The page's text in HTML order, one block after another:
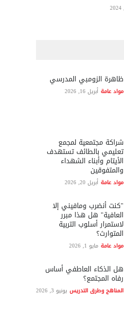
ظاهرة الزومبي المدرسي
مواد عامة أبريل 16, 2026
شراكة مجتمعية لمجمع
تعليمي بالطائف تستهدف
الأيتام وأبناء الشهداء
والمتفوقين
مواد عامة أبريل 20, 2026
"كنت أنضرب ومافيني إلا
العافية" هل هذا مبرر
لاستمرار أسلوب التربية
المتوارث؟
مواد عامة مايو 1, 2026
هل الذكاء العاطفي أساس
رفاه المجتمع؟
المناهج وطرق التدريس يونيو 3, 2026